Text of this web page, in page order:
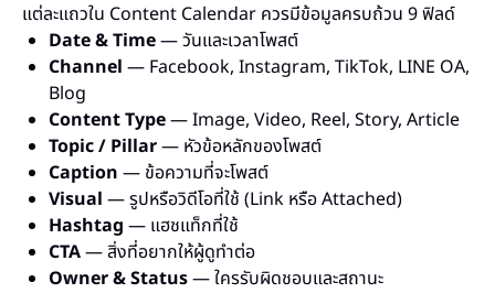
แต่ละแถวใน Content Calendar ควรมีข้อมูลครบถ้วน 9 ฟิลด์
Date & Time— วันและเวลาโพสต์
Channel — Facebook, Instagram, TikTok, LINE OA,
Blog
Content Type— Image, Video, Reel, Story, Article
Topic / Pillar— หัวข้อหลักของโพสต์
Caption — ข้อความที่จะโพสต์
Visual — รูปหรือวิดีโอที่ใช้ (Link หรือ Attached)
Hashtag — แฮชแท็กที่ใช้
CTA— สิ่งที่อยากให้ผู้ดูทำต่อ
Owner & Status— ใครรับผิดชอบและสถานะ